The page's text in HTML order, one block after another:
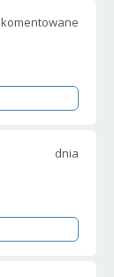
komentowane
dnia